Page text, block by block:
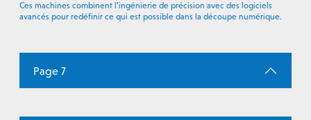
Ces machines combinent l’ingénierie de précision avec des logiciels
avancés pour redéfinir ce qui est possible dans la découpe numérique.
Page 7